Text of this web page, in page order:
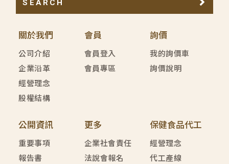
關於我們
公司介紹
企業沿革
經營理念
股權結構
會員
會員登入
會員專區
詢價
我的詢價車
詢價說明
公開資訊
重要事項
報告書
更多
企業社會責任
法說會報名
保健食品代工
經營理念
代工產線
SEARCH